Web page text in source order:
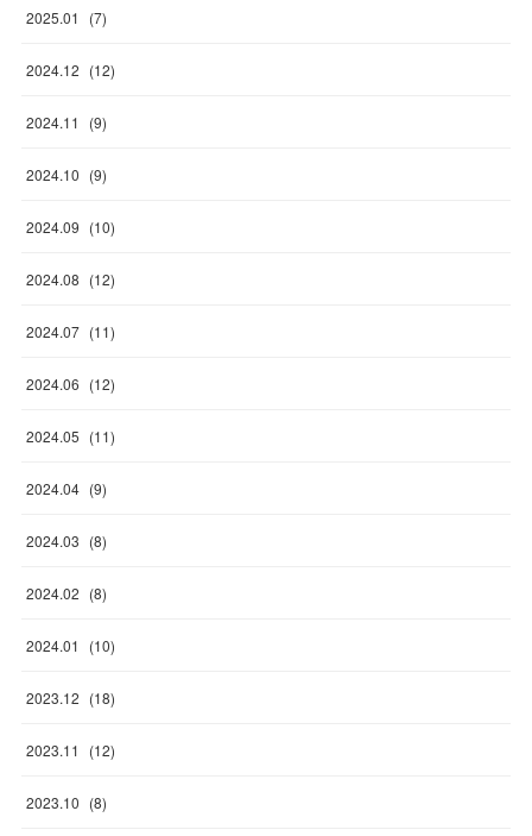
2025.01 (7)
2024.12 (12)
2024.11 (9)
2024.10 (9)
2024.09 (10)
2024.08 (12)
2024.07 (11)
2024.06 (12)
2024.05 (11)
2024.04 (9)
2024.03 (8)
2024.02 (8)
2024.01 (10)
2023.12 (18)
2023.11 (12)
2023.10 (8)